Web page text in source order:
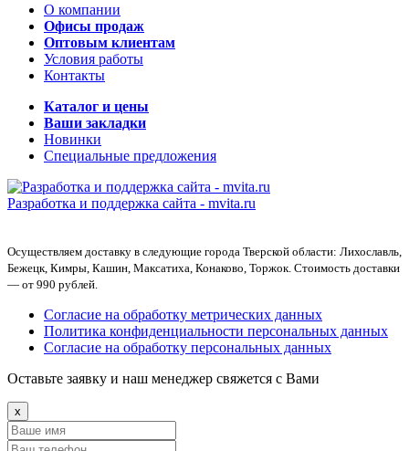
О компании
Офисы продаж
Оптовым клиентам
Условия работы
Контакты
Каталог и цены
Ваши закладки
Новинки
Специальные предложения
Разработка и поддержка сайта - mvita.ru
Осуществляем доставку в следующие города Тверской области: Лихославль,
Бежецк, Кимры, Кашин, Максатиха, Конаково, Торжок. Стоимость доставки
— от 990 рублей.
Согласие на обработку метрических данных
Политика конфиденциальности персональных данных
Согласие на обработку персональных данных
Оставьте заявку и наш менеджер свяжется с Вами
x